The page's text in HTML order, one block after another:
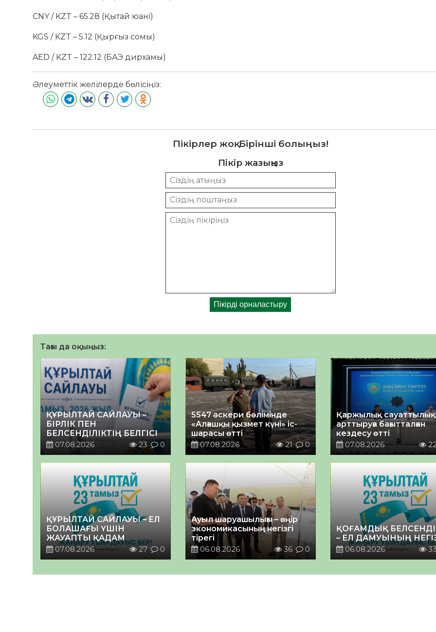
CNY / KZT – 65.28 (Қытай юані)
KGS / KZT – 5.12 (Қырғыз сомы)
AED / KZT – 122.12 (БАЭ дирхамы)
Әлеуметтік желілерде бөлісіңіз:
Пікірлер жоқ. Бірінші болыңыз!
Пікір жазыңыз
Тағы да оқыңыз:
ҚҰРЫЛТАЙ САЙЛАУЫ –
БІРЛІК ПЕН
БЕЛСЕНДІЛІКТІҢ БЕЛГІСІ
07.08.2026
23 0
5547 әскери бөлімінде
«Алғашқы қызмет күні» іс-
шарасы өтті
07.08.2026
21 0
Қаржылық
арттыруға бағытталған
кездесу өтті
07.08.2026
ҚҰРЫЛТАЙ САЙЛАУЫ – ЕЛ
БОЛАШАҒЫ ҮШІН
ЖАУАПТЫ ҚАДАМ
07.08.2026
27 0
Ауыл шаруашылығы – өңір
экономикасының негізгі
тірегі
06.08.2026
36 0
ҚОҒАМДЫҚ
– ЕЛ ДАМУЫНЫҢ
06.08.2026
33